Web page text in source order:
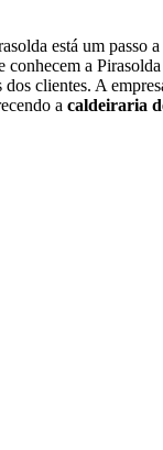
está um passo
a
clientes. A
a caldeiraria